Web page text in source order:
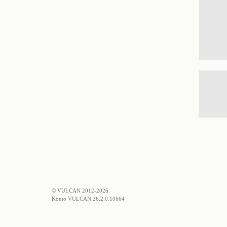
© VULCAN 2012-2026
Konto VULCAN 26.2.0.10664